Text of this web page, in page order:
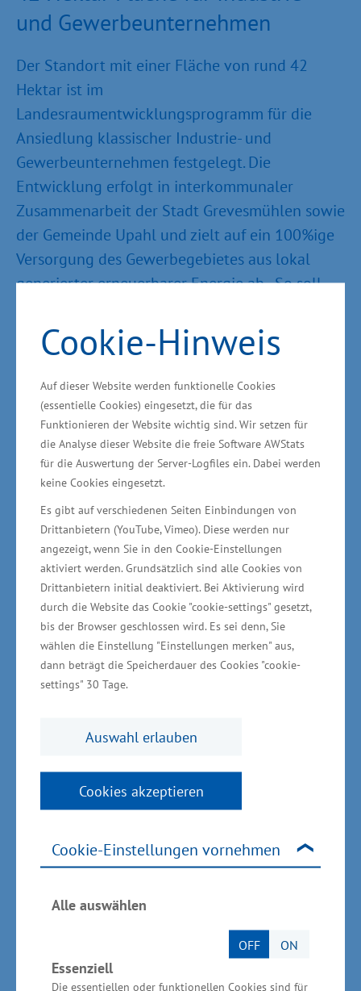
Cookie-Hinweis
Auf dieser Website werden funktionelle Cookies
(essentielle Cookies) eingesetzt, die für das
Funktionieren der Website wichtig sind. Wir setzen für
die Analyse dieser Website die freie Software AWStats
für die Auswertung der Server-Logfiles ein. Dabei werden
keine Cookies eingesetzt.
Es gibt auf verschiedenen Seiten Einbindungen von
Drittanbietern (YouTube, Vimeo). Diese werden nur
angezeigt, wenn Sie in den Cookie-Einstellungen
aktiviert werden. Grundsätzlich sind alle Cookies von
Drittanbietern initial deaktiviert. Bei Aktivierung wird
durch die Website das Cookie "cookie-settings" gesetzt,
bis der Browser geschlossen wird. Es sei denn, Sie
wählen die Einstellung "Einstellungen merken" aus,
dann beträgt die Speicherdauer des Cookies "cookie-
settings" 30 Tage.
Auswahl erlauben
Cookies akzeptieren
Cookie-Einstellungen vornehmen
Alle auswählen
OFF ON
Essenziell
Die essentiellen oder funktionellen Cookies sind für
und Gewerbeunternehmen
Der Standort mit einer Fläche von rund 42
Hektar ist im
Landesraumentwicklungsprogramm für die
Ansiedlung klassischer Industrie- und
Gewerbeunternehmen festgelegt. Die
Entwicklung erfolgt in interkommunaler
Zusammenarbeit der Stadt Grevesmühlen sowie
der Gemeinde Upahl und zielt auf ein 100%ige
Versorgung des Gewerbegebietes aus lokal
generierter erneuerbarer Energie ab. „So soll
Gewerbegebiet´ entstehen. Dann müssen mehr
als 50 Prozent erneuerbare Energien vor Ort
genutzt werden“, sagte Schulte.
Die Erschließung von Gewerbegebieten kann
aus der Gemeinschaftsaufgabe „Verbesserung
der regionalen Wirtschaftsstruktur“ (GRW), der
der Ausweisung von Gewerbegebieten wird
unter Einhaltung von Nachhaltigkeitskriterien
ein erhöhter Fördersatz von bis zu 90 Prozent
gewährt. Darüber hinaus ist die Förderung eines
G³-Koordinators möglich, der die
Zusammenarbeit der Unternehmen, Kommunen
und weiterer Akteure (z. B. Energieversorger) in
den Gewerbegebieten unterstützt.
Wirtschaftsministerium
unterstützt vor Ort
Die Gesamtinvestition beträgt rund 766.000
das Vorhaben aus Mitteln der
regionalen Wirtschaftsstruktur“ (GRW) in Höhe
Grüne Gewerbegebiete in